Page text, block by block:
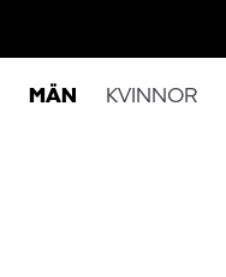
MÄN KVINNOR